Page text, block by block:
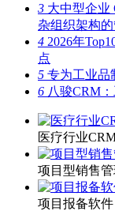
3 大中型企业
杂组织架构
4 2026年
点
5 专为工业品
6 八骏CRM
医疗行业
项目型销售
项目报备软件